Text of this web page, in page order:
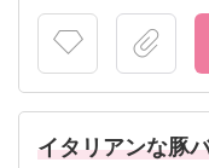
イタリアンな豚